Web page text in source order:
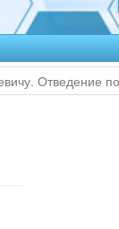
Отведение